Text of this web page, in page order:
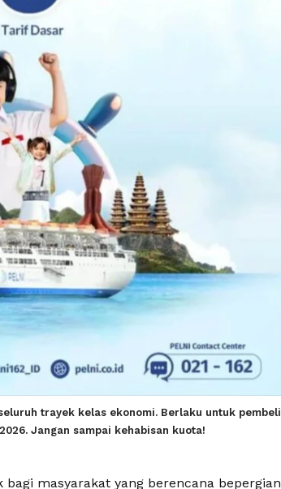
trayek kelas ekonomi. Berlaku untuk
Jangan sampai kehabisan kuota!
bagi masyarakat yang berencana bepergian